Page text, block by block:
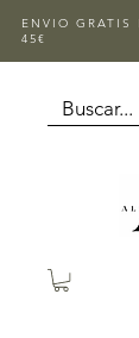
ENVIO GRATIS
45€